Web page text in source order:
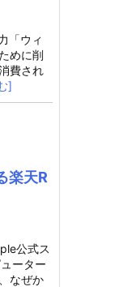
「ウィ
めに削
費され
]
楽天R
公式ス
ーター
なぜか